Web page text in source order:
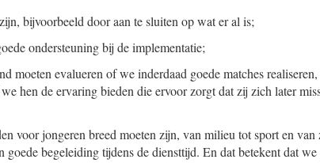
bijvoorbeeld door aan te sluiten op wat er al is;
ondersteuning bij de implementatie;
moeten evalueren of we inderdaad goede matches
hen de ervaring bieden die ervoor zorgt dat zij zich later
voor jongeren breed moeten zijn, van milieu tot sport en
goede begeleiding tijdens de diensttijd. En dat betekent dat